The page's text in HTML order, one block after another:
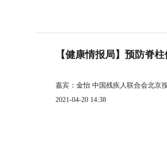
【健康情报局】预防脊
嘉宾：金怡 中国残疾人联合会北京
2021-04-20 14:38